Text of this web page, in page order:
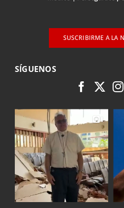
SUSCRIBIRME A LA
SÍGUENOS